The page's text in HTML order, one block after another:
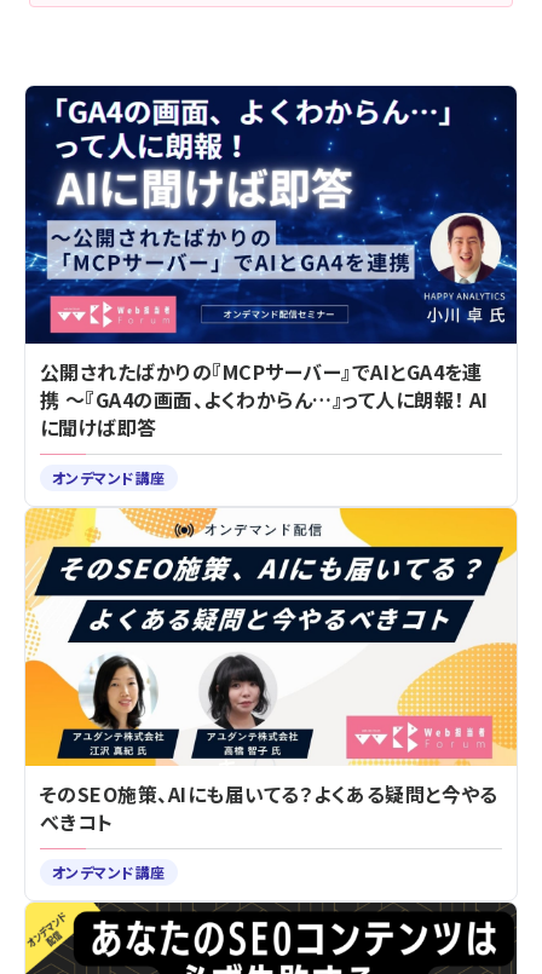
公開されたばかりの『MCPサーバー』でAIとGA4を連
携 ～『GA4の画面、よくわからん…』って人に朗報！ AI
に聞けば即答
オンデマンド講座
そのSEO施策、AIにも届いてる？よくある疑問と今やる
べきコト
オンデマンド講座